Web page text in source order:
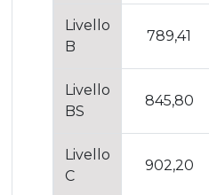
Livello
B
789,41
Livello
BS
845,80
Livello
C
902,20